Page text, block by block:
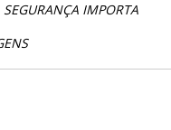
SEGURANÇA IMPORTA